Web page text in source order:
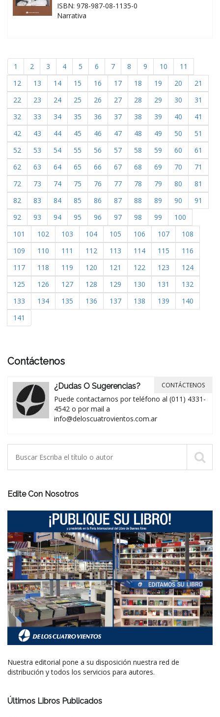
ISBN: 978-987-08-1135-0
Narrativa
1 2 3 4 5 6 7 8 9 10
11
12
13 14 15 16 17 18 19 20
21
22
23 24 25 26 27 28 29 30
31
32
33 34 35 36 37 38 39 40
41
42
43 44 45 46 47 48 49 50
51
52
53 54 55 56 57 58 59 60
61
62
63 64 65 66 67 68 69 70
71
72
73 74 75 76 77 78 79 80
81
82
83 84 85 86 87 88 89 90
91
92
93 94 95 96 97 98 99
100
101
102 103 104 105 106 107
108
109
110 111 112 113 114 115
116
117
118 119 120 121 122 123
124
125
126 127 128 129 130 131
132
133
134 135 136 137 138 139
140
141
Contáctenos
¿Dudas O Sugerencias?
Puede contactarnos por teléfono al (011) 4331-
4542 o por mail a
info@deloscuatrovientos.com.ar
CONTÁCTENOS
Edite Con Nosotros
Nuestra editorial pone a su disposición nuestra red de
distribución y todos los servicios para autores.
Últimos Libros Publicados